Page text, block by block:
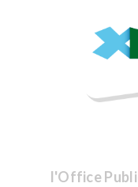
l'Office